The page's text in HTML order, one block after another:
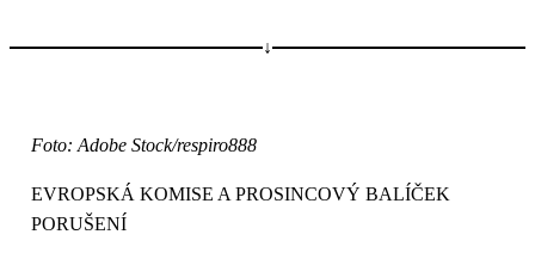
↓
Foto: Adobe Stock/respiro888
EVROPSKÁ KOMISE A PROSINCOVÝ BALÍČEK
PORUŠENÍ